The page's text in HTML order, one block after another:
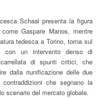
Schaal presenta la figura
Gaspare Manos, mentre
tedesca a Torino, torna sul
con un intervento denso di
di spunti critici, che
dalla riunificazione delle due
che segnano la
scenario del mercato globale.